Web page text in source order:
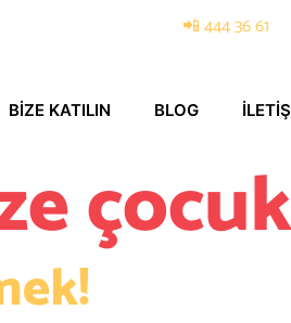
📲 444 36 61
BIZE KATILIN BLOG